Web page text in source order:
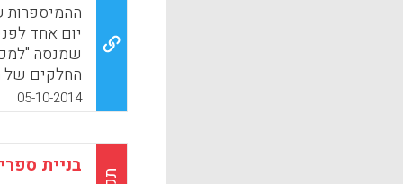
יום אחד
שמנסה
החלקים של
התיישבה
הצד הימני
למעשה,
המידע
למידה
05-10-2014
בניית